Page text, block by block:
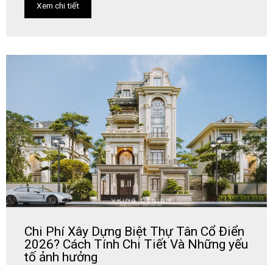
Xem chi tiết
Chi Phí Xây Dựng Biệt Thự Tân Cổ Điển
2026? Cách Tính Chi Tiết Và Những yếu
tố ảnh hưởng